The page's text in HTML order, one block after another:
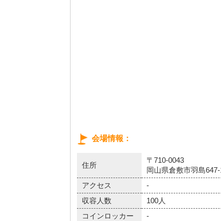
会場情報
住所
〒710-0043
岡山県倉敷市羽島
アクセス
-
収容人数
100人
コインロッカー
-